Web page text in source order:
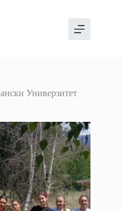
Универзитет